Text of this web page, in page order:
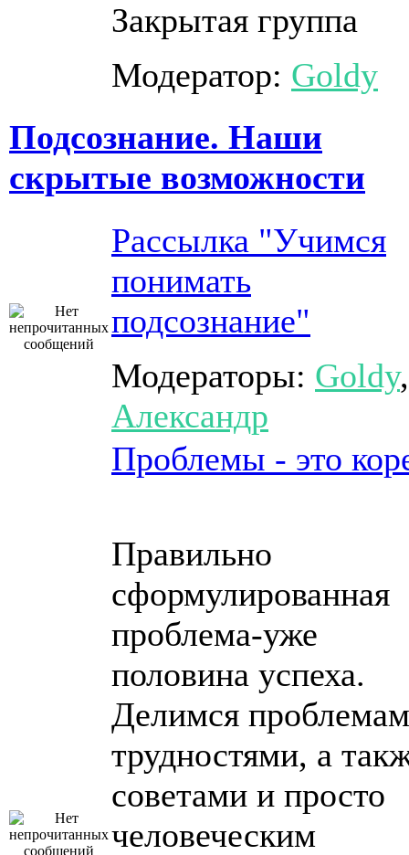
Закрытая группа
Модератор: Goldy
Подсознание. Наши
скрытые возможности
Рассылка "Учимся
понимать
подсознание"
Модераторы: Goldy,
Александр
Проблемы - это
Правильно
сформулированная
проблема-уже
половина успеха.
Делимся
трудностями, а
советами и просто
человеческим